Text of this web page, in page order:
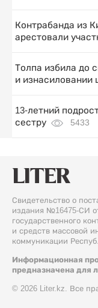
Контрабанда из
арестовали
Толпа избила до
и изнасиловании
13-летний
сестру
5433
Свидетельство о
издания №16475-СИ
государственного
и средств массовой
коммуникации
Информационная
предназначена для
© 2026 Liter.kz. Все